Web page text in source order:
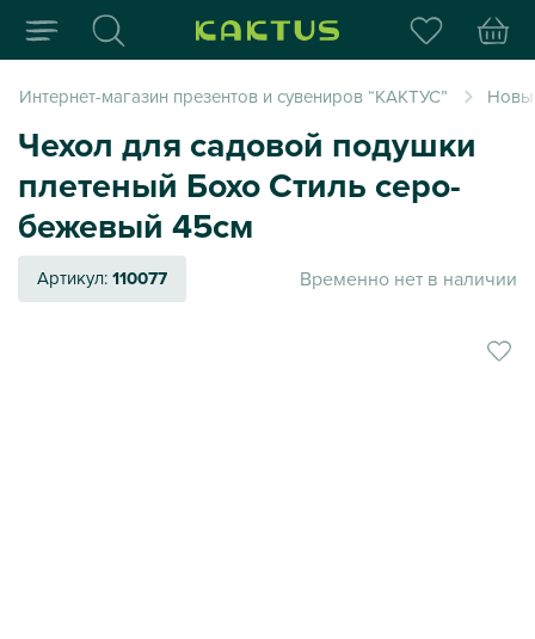
Интернет-магазин
Интернет-магазин презентов и сувениров “КАКТУС”
Чехол для садовой подушки
плетеный Бохо Стиль серо-
бежевый 45см
Артикул:110077 Временно нет в наличии